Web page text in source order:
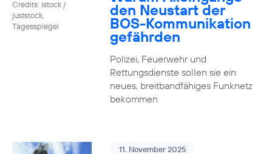
Credits: istock /
juststock,
Tagesspiegel
den Neustart der
BOS-Kommunikation
gefährden
Polizei, Feuerwehr und
Rettungsdienste sollen sie ein
neues, breitbandfähiges Funknetz
bekommen
11. November 2025